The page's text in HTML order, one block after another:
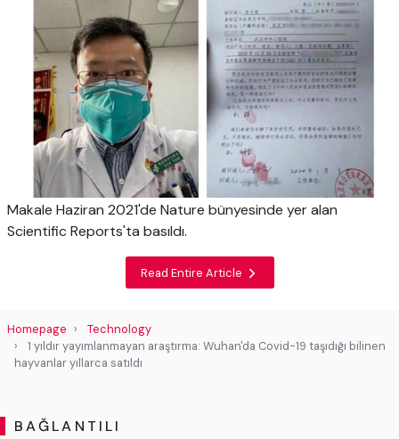
Makale Haziran 2021'de Nature bünyesinde yer alan
Scientific Reports'ta basıldı.
Read Entire Article
Homepage
Technology
1 yıldır yayımlanmayan araştırma: Wuhan'da Covid-19 taşıdığı bilinen
hayvanlar yıllarca satıldı
BAĞLANTILI